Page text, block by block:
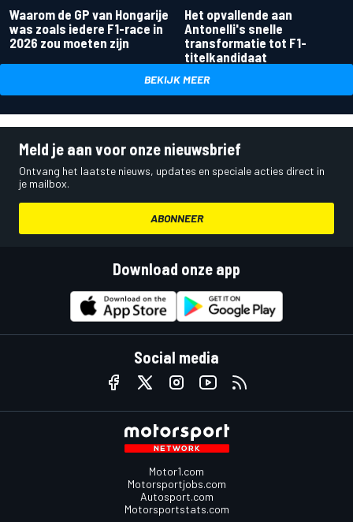
Waarom de GP van Hongarije
was zoals iedere F1-race in
2026 zou moeten zijn
Het opvallende aan
Antonelli's snelle
transformatie tot F1-
titelkandidaat
BEKIJK MEER
Meld je aan voor onze nieuwsbrief
Ontvang het laatste nieuws, updates en speciale acties direct in
je mailbox.
ABONNEER
Download onze app
Social media
Motor1.com
Motorsportjobs.com
Autosport.com
Motorsportstats.com